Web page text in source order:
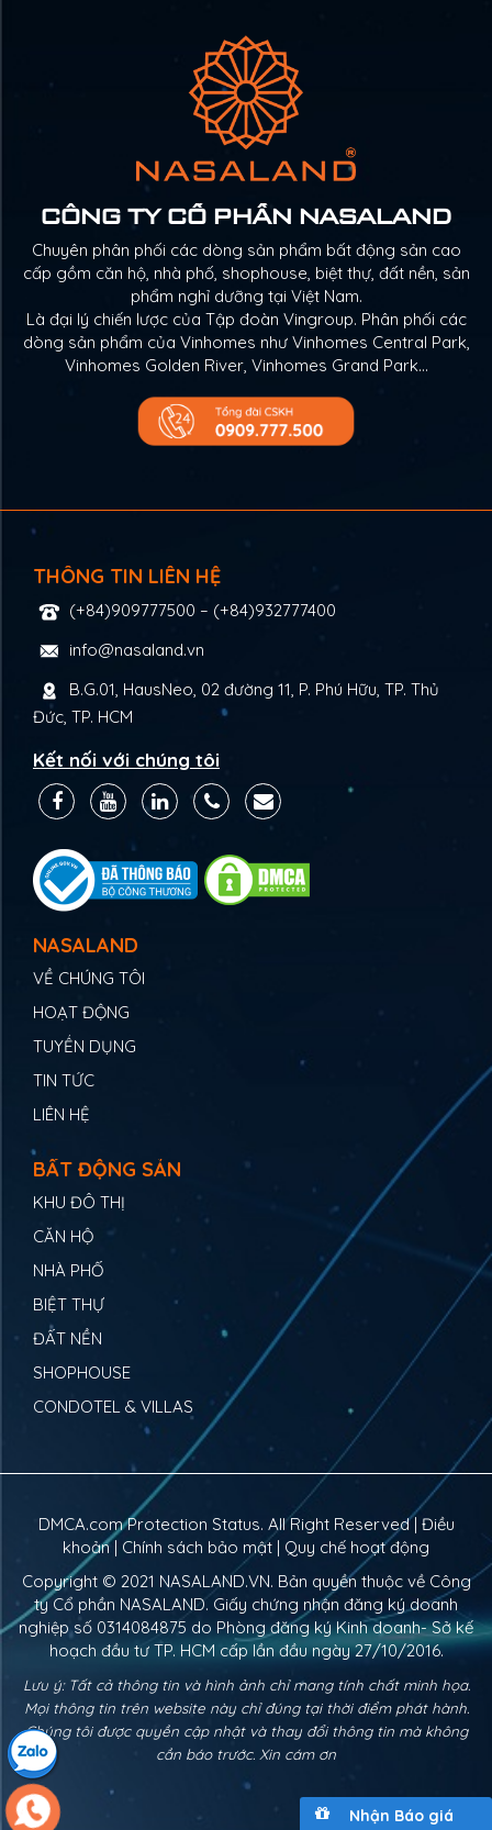
CÔNG TY CỔ PHẦN NASALAND
Chuyên phân phối các dòng sản phẩm bất động sản cao
cấp gồm căn hộ, nhà phố, shophouse, biệt thự, đất nền, sản
phẩm nghỉ dưỡng tại Việt Nam.
Là đại lý chiến lược của Tập đoàn Vingroup. Phân phối các
dòng sản phẩm của Vinhomes như Vinhomes Central Park,
Vinhomes Golden River, Vinhomes Grand Park…
THÔNG TIN LIÊN HỆ
(+84)909777500 – (+84)932777400
info@nasaland.vn
B.G.01, HausNeo, 02 đường 11, P. Phú Hữu, TP. Thủ
Đức, TP. HCM
Kết nối với chúng tôi
NASALAND
VỀ CHÚNG TÔI
HOẠT ĐỘNG
TUYỂN DỤNG
TIN TỨC
LIÊN HỆ
BẤT ĐỘNG SẢN
KHU ĐÔ THỊ
CĂN HỘ
NHÀ PHỐ
BIỆT THỰ
ĐẤT NỀN
SHOPHOUSE
CONDOTEL & VILLAS
DMCA.com Protection Status. All Right Reserved | Điều
khoản| Chính sách bảo mật | Quy chế hoạt động
Copyright © 2021 NASALAND.VN. Bản quyền thuộc về Công
ty Cổ phần NASALAND. Giấy chứng nhận đăng ký doanh
nghiệp số 0314084875 do Phòng đăng ký Kinh doanh- Sở kế
hoạch đầu tư TP. HCM cấp lần đầu ngày 27/10/2016.
Lưu ý: Tất cả thông tin và hình ảnh chỉ mang tính chất minh họa.
Mọi thông tin trên website này chỉ đúng tại thời điểm phát hành.
Chúng tôi được quyền cập nhật và thay đổi thông tin mà không
cần báo trước. Xin cám ơn
Nhận Báo giá